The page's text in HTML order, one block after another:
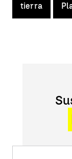
tierra